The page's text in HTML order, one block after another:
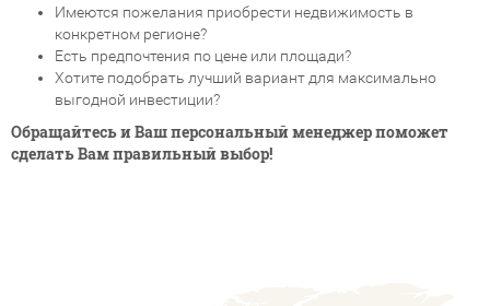
Имеются пожелания приобрести недвижимость в
конкретном регионе?
Есть предпочтения по цене или площади?
Хотите подобрать лучший вариант для максимально
выгодной инвестиции?
Обращайтесь и Ваш персональный менеджер поможет
сделать Вам правильный выбор!